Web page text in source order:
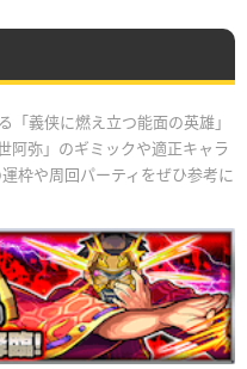
「義侠に燃え立つ能面の英雄」
阿弥」のギミックや適正キャラ
枠や周回パーティをぜひ参考に